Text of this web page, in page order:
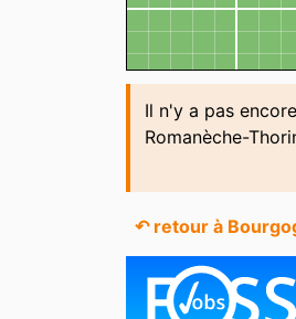
Il n'y a pas
Romanèche-
↶ retour à